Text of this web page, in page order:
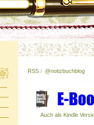
RSS / @notizbuchblog
Auch als Kindle